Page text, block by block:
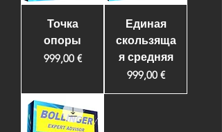
Точка
опоры
Цена
999,00 €
Единая
скользяща
я средняя
Цена
999,00 €